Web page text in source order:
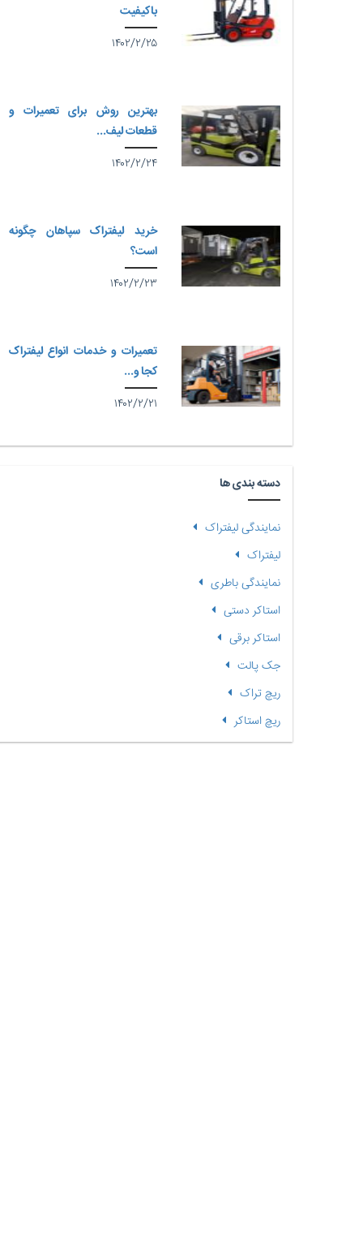
باکیفیت
۱۴۰۲/۲/۲۵
بهترین روش برای تعمیرات و
قطعات لیف...
۱۴۰۲/۲/۲۴
خرید لیفتراک سپاهان چگونه
است؟
۱۴۰۲/۲/۲۳
تعمیرات و خدمات انواع لیفتراک
کجا و...
۱۴۰۲/۲/۲۱
دسته بندی ها
نمایندگی لیفتراک
لیفتراک
نمایندگی باطری
استاکر دستی
استاکر برقی
جک پالت
ریچ تراک
ریچ استاکر